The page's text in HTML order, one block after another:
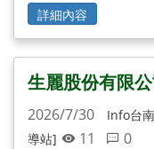
詳細內容
生麗股份有限
2026/7/30 Info台南
導站]
11
0